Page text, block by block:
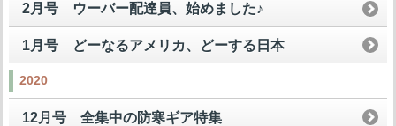
2月号 ウーバー配達員、始めました♪
1月号 どーなるアメリカ、どーする日本
2020
12月号 全集中の防寒ギア特集